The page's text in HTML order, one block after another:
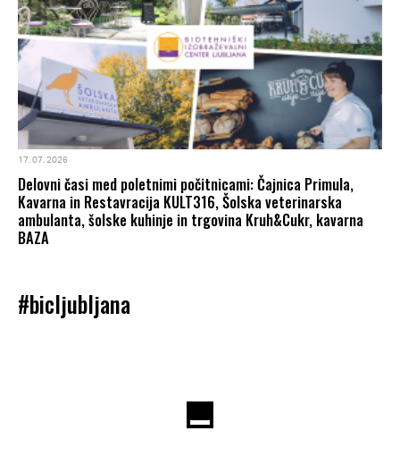
17. 07. 2026
Delovni časi med poletnimi počitnicami: Čajnica Primula,
Kavarna in Restavracija KULT316, Šolska veterinarska
ambulanta, šolske kuhinje in trgovina Kruh&Cukr, kavarna
BAZA
#bicljubljana